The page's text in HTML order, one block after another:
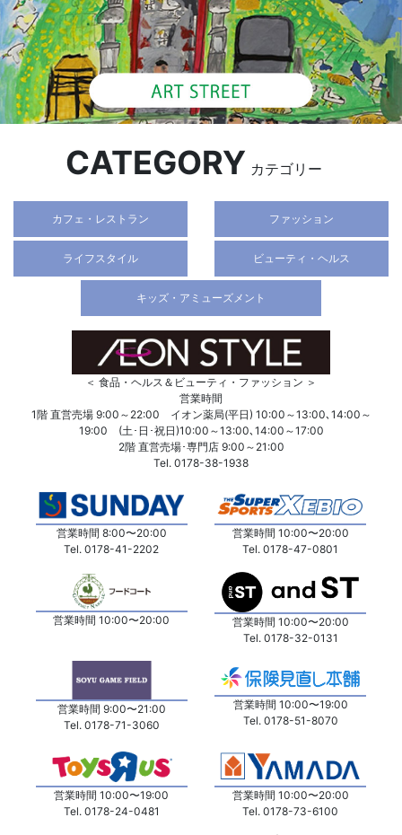
CATEGORY カテゴリー
カフェ・レストラン ファッション
ライフスタイル ビューティ・ヘルス
キッズ・アミューズメント
＜ 食品・ヘルス＆ビューティ・ファッション ＞
営業時間
1階 直営売場 9:00～22:00 イオン薬局(平日) 10:00～13:00､14:00～
19:00 (土･日･祝日)10:00～13:00､14:00～17:00
2階 直営売場･専門店 9:00～21:00
Tel. 0178-38-1938
営業時間 8:00〜20:00
Tel. 0178-41-2202
営業時間 10:00〜20:00
Tel. 0178-47-0801
営業時間 10:00〜20:00
営業時間 10:00〜20:00
Tel. 0178-32-0131
営業時間 9:00〜21:00
Tel. 0178-71-3060
営業時間 10:00〜19:00
Tel. 0178-51-8070
営業時間 10:00〜19:00
Tel. 0178-24-0481
営業時間 10:00〜20:00
Tel. 0178-73-6100